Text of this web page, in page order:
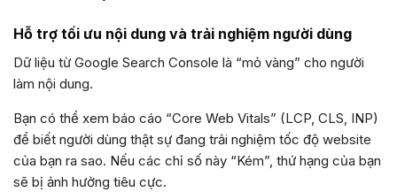
Hỗ trợ tối ưu nội dung và trải nghiệm người dùng
Dữ liệu từ Google Search Console là “mỏ vàng” cho người
làm nội dung.
Bạn có thể xem báo cáo “Core Web Vitals” (LCP, CLS, INP)
để biết người dùng thật sự đang trải nghiệm tốc độ website
của bạn ra sao. Nếu các chỉ số này “Kém”, thứ hạng của bạn
sẽ bị ảnh hưởng tiêu cực.